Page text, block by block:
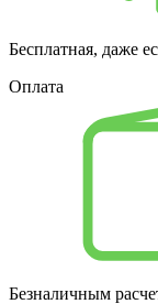
Бесплатная, даже
Оплата
Безналичным